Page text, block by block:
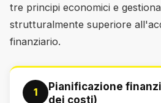
tre principi economici e
strutturalmente superiore
finanziario.
1
Pianificazione
dei costi)